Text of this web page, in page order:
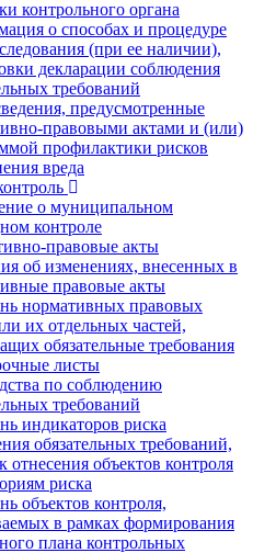
контрольного органа
о способах и процедуре
(при ее наличии),
декларации соблюдения
требований
предусмотренные
правовыми актами и (или)
профилактики рисков
вреда
о муниципальном
контроле
правовые акты
об изменениях, внесенных в
правовые акты
нормативных правовых
их отдельных частей,
обязательные требования
листы
по соблюдению
требований
индикаторов риска
обязательных требований,
отнесения объектов контроля
риска
объектов контроля,
в рамках формирования
плана контрольных